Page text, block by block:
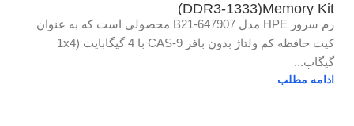
(DDR3-1333)Memory Kit
رم سرور HPE مدل 647907-B21 محصولی است که به عنوان
کیت حافظه کم ولتاژ بدون بافر CAS-9 با 4 گیگابایت (1x4
گیگاب...
ادامه مطلب